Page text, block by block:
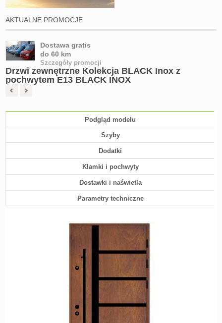
AKTUALNE PROMOCJE
Dostawa gratis
do 60 km
Szczegóły promocji
Drzwi zewnętrzne Kolekcja BLACK Inox z
pochwytem E13 BLACK INOX
Podgląd modelu
Szyby
Dodatki
Klamki i pochwyty
Dostawki i naświetla
Parametry techniczne